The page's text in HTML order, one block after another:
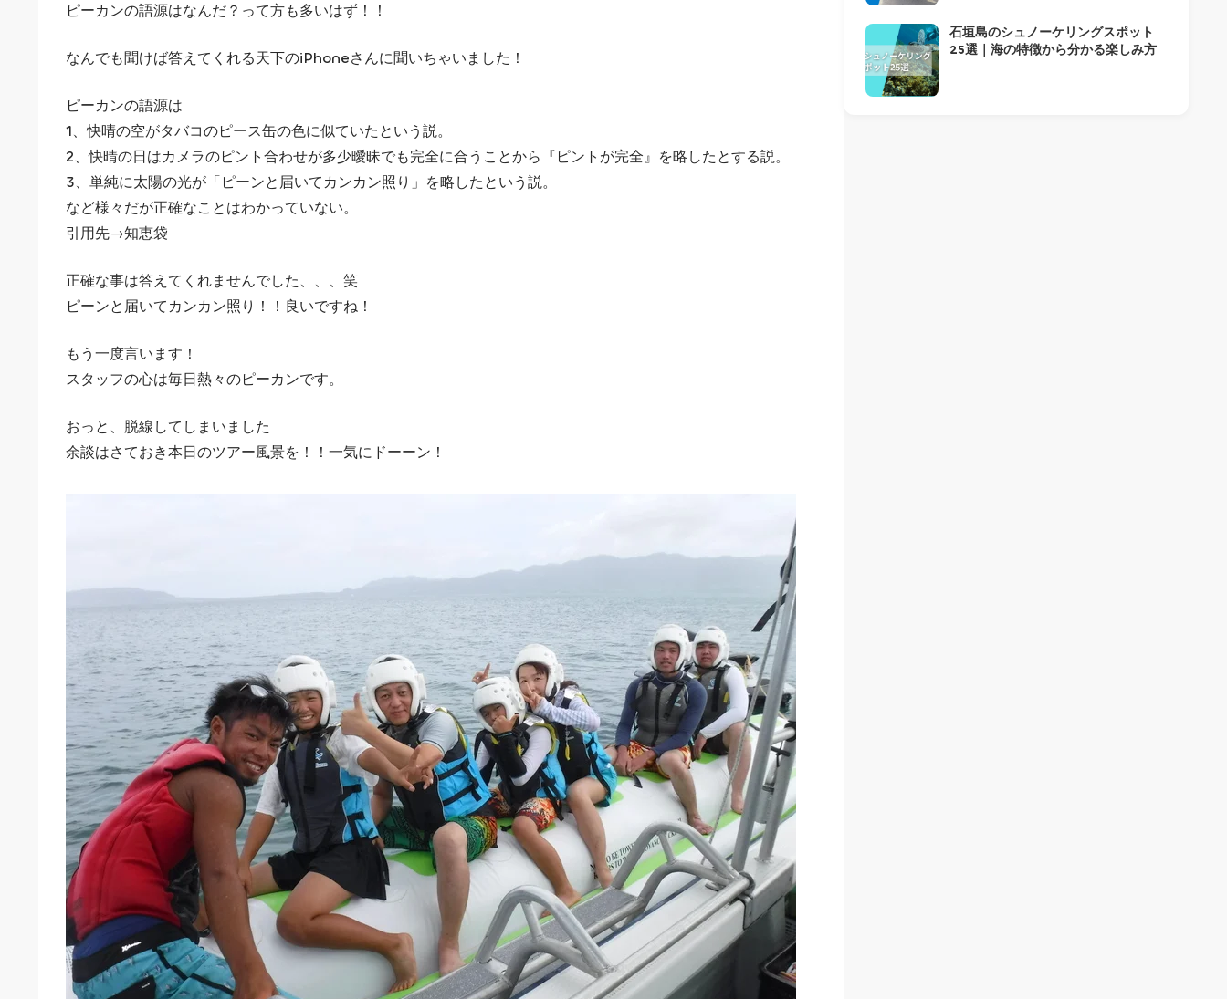
ピーカンの語源はなんだ？って方も多いはず！！
なんでも聞けば答えてくれる天下のiPhoneさんに聞いちゃいました！
ピーカンの語源は
1、快晴の空がタバコのピース缶の色に似ていたという説。
2、快晴の日はカメラのピント合わせが多少曖昧でも完全に合うことから『ピントが完全』を略したとする説。
3、単純に太陽の光が「ピーンと届いてカンカン照り」を略したという説。
など様々だが正確なことはわかっていない。
引用先→知恵袋
正確な事は答えてくれませんでした、、、笑
ピーンと届いてカンカン照り！！良いですね！
もう一度言います！
スタッフの心は毎日熱々のピーカンです。
おっと、脱線してしまいました
余談はさておき本日のツアー風景を！！一気にドーーン！
石垣島のシュノーケリングスポット
25選｜海の特徴から分かる楽しみ方